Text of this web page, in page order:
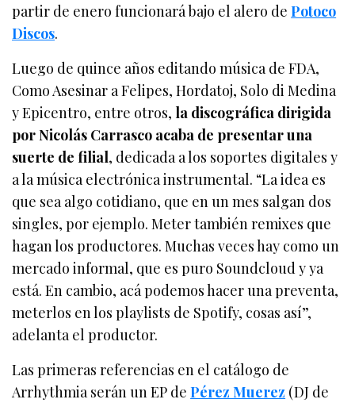
partir de enero funcionará bajo el alero dePotoco
Discos.
Luego de quince años editando música de FDA,
Como Asesinar a Felipes, Hordatoj, Solo di Medina
y Epicentro, entre otros, la discográfica dirigida
por Nicolás Carrasco acaba de presentar una
suerte de filial, dedicada a los soportes digitales y
a la música electrónica instrumental. “La idea es
que sea algo cotidiano, que en un mes salgan dos
singles, por ejemplo. Meter también remixes que
hagan los productores. Muchas veces hay como un
mercado informal, que es puro Soundcloud y ya
está. En cambio, acá podemos hacer una preventa,
meterlos en los playlists de Spotify, cosas así”,
adelanta el productor.
Las primeras referencias en el catálogo de
Arrhythmia serán un EP dePérez Muerez (DJ de